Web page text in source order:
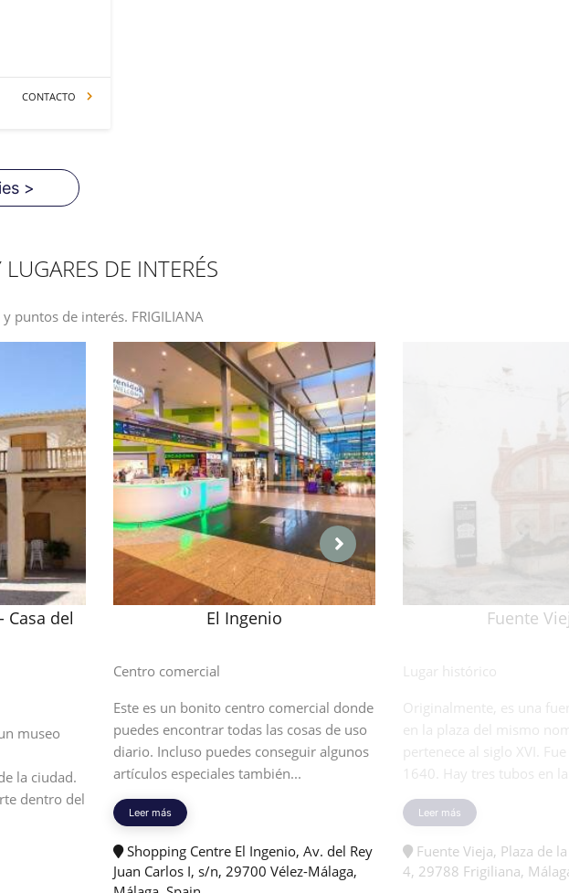
CONTACTO
>
DE INTERÉS
puntos de interés. FRIGILIANA
Casa del
museo
la ciudad.
dentro del
El Ingenio
Centro comercial
Este es un bonito centro comercial donde
puedes encontrar todas las cosas de uso
diario. Incluso puedes conseguir algunos
artículos especiales también...
Leer más
Shopping Centre El Ingenio, Av. del Rey
Juan Carlos I, s/n, 29700 Vélez-Málaga,
Fuente
Lugar histórico
Originalmente, es una
en la plaza del mismo
pertenece al siglo XVI.
1640. Hay tres tubos en
Leer más
Fuente Vieja, Plaza de
4, 29788 Frigiliana,